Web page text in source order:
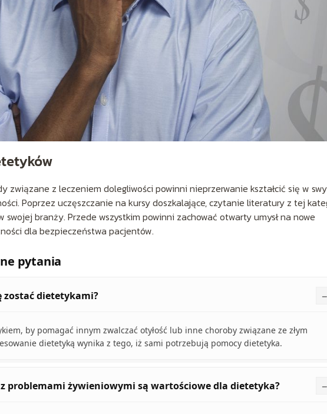
związane z leczeniem dolegliwości powinni nieprzerwanie kształcić się w
Poprzez uczęszczanie na kursy doszkalające, czytanie literatury z tej
branży. Przede wszystkim powinni zachować otwarty umysł na nowe
dla bezpieczeństwa pacjentów.
pytania
zostać dietetykami?
by pomagać innym zwalczać otyłość lub inne choroby związane ze złym
dietetyką wynika z tego, iż sami potrzebują pomocy dietetyka.
problemami żywieniowymi są wartościowe dla dietetyka?